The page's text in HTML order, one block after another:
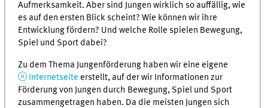
Aufmerk­samkeit. Aber sind Jungen wirklich so auffällig, wie
es auf den ersten Blick scheint? Wie können wir ihre
Entwicklung fördern? Und welche Rolle spielen Bewegung,
Spiel und Sport dabei?
Zu dem Thema Jungenförderung haben wir eine eigene
Internetseite erstellt, auf der wir Informationen zur
Förderung von Jungen durch Bewegung, Spiel und Sport
zusammengetragen haben. Da die meisten Jungen sich